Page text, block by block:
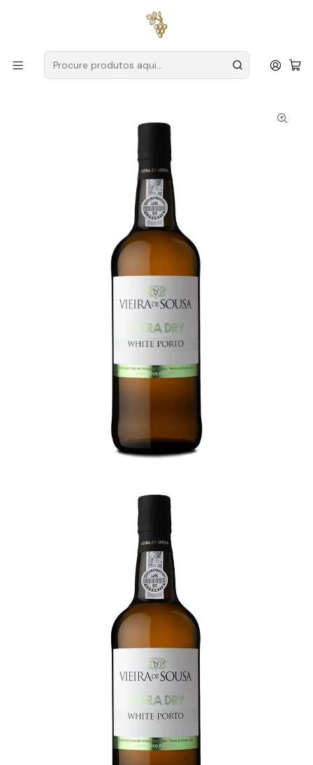
para encomendas a partir de
Produtores Douro
Vieira de Sousa
Vieira de Sousa Porto Branco Extra Dry 75cl